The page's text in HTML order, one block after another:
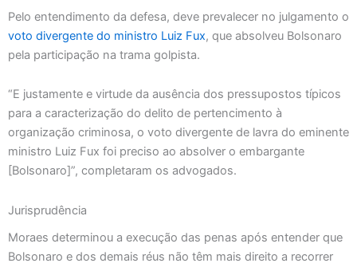
Pelo entendimento da defesa, deve prevalecer no julgamento o
voto divergente do ministro Luiz Fux, que absolveu Bolsonaro
pela participação na trama golpista.
“E justamente e virtude da ausência dos pressupostos típicos
para a caracterização do delito de pertencimento à
organização criminosa, o voto divergente de lavra do eminente
ministro Luiz Fux foi preciso ao absolver o embargante
[Bolsonaro]”, completaram os advogados.
Jurisprudência
Moraes determinou a execução das penas após entender que
Bolsonaro e dos demais réus não têm mais direito a recorrer